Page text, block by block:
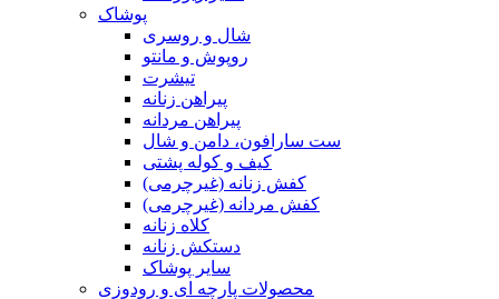
پوشاک
شال و روسری
روپوش و مانتو
تیشرت
پیراهن زنانه
پیراهن مردانه
ست سارافون، دامن و شال
کیف و کوله پشتی
کفش زنانه (غیرچرمی)
کفش مردانه (غیرچرمی)
کلاه زنانه
دستکش زنانه
سایر پوشاک
محصولات پارچه ای و رودوزی